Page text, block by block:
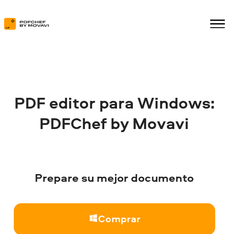
PDF editor para Windows:
PDFChef by Movavi
Prepare su mejor documento
Comprar